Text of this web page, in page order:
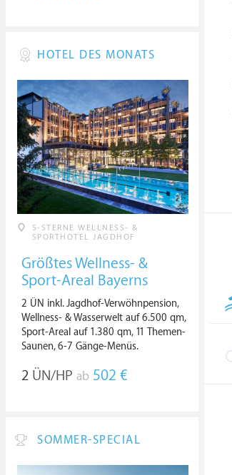
HOTEL DES MONATS
5-STERNE WELLNESS- &
SPORTHOTEL JAGDHOF
Größtes Wellness- &
Sport-Areal Bayerns
2 ÜN inkl. Jagdhof-Verwöhnpension,
Wellness- & Wasserwelt auf 6.500 qm,
Sport-Areal auf 1.380 qm, 11 Themen-
Saunen, 6-7 Gänge-Menüs.
2 ÜN/HP ab 502 €
SOMMER-SPECIAL